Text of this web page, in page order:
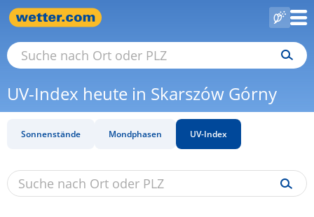
UV-Index heute in Skarszów Górny
Sonnenstände Mondphasen UV-Index